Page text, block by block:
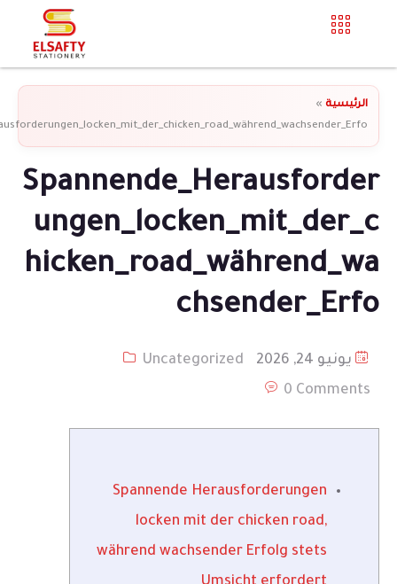
الرئيسية »
Spannende_Herausforder
ungen_locken_mit_der_c
hicken_road_während_wa
chsender_Erfo
يونيو 24, 2026
Uncategorized
0 Comments
Spannende Herausforderungen
locken mit der chicken road,
während wachsender Erfolg stets